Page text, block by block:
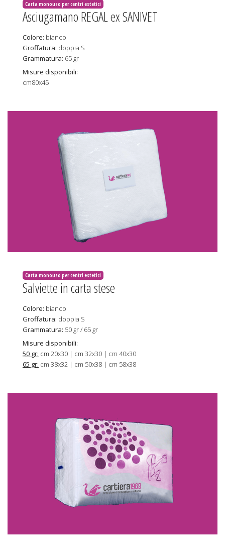
Carta monouso per centri estetici
Asciugamano REGAL ex SANIVET
Colore: bianco
Groffatura: doppia S
Grammatura: 65 gr
Misure disponibili:
cm80x45
Carta monouso per centri estetici
Salviette in carta stese
Colore: bianco
Groffatura: doppia S
Grammatura: 50 gr / 65 gr
Misure disponibili:
50 gr: cm 20x30 | cm 32x30 | cm 40x30
65 gr: cm 38x32 | cm 50x38 | cm 58x38